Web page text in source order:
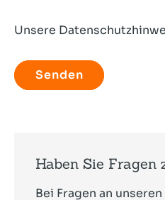
Unsere
Haben Sie Fragen
Bei Fragen an